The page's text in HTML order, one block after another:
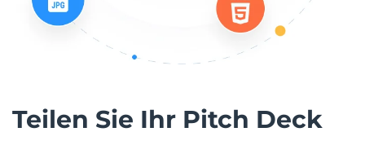
Teilen Sie Ihr Pitch Deck